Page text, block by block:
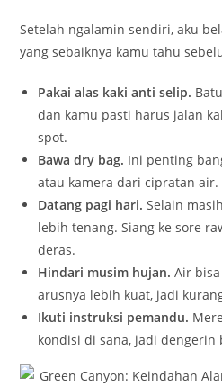
Setelah ngalamin sendiri, aku
yang sebaiknya kamu tahu
Pakai alas kaki anti selip.
dan kamu pasti harus jalan
spot.
Bawa dry bag. Ini penting
atau kamera dari cipratan air.
Datang pagi hari. Selain
lebih tenang. Siang ke sore
deras.
Hindari musim hujan. Air
arusnya lebih kuat, jadi
Ikuti instruksi pemandu.
kondisi di sana, jadi dengerin